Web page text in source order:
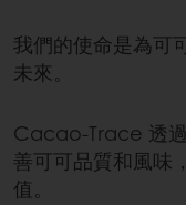
我們的使命是為可
未來。
Cacao-Trace 透
善可可品質和風味
值。